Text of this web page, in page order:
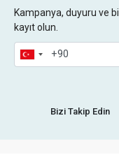
Kampanya, duyuru ve
kayıt olun.
Bizi Takip Edin